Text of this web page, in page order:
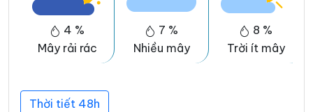
4 %
Mây rải rác
7 %
Nhiều mây
8 %
Trời ít mây
Thời tiết 48h